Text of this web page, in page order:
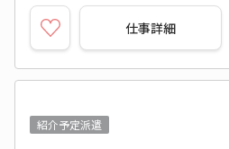
仕事詳細
紹介予定派遣